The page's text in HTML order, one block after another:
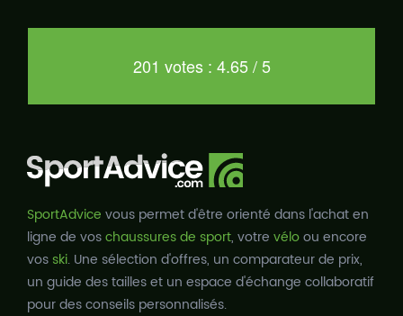
201 votes : 4.65 / 5
SportAdvice vous permet d'être orienté dans l'achat en
ligne de voschaussures de sport, votre véloou encore
vosski. Une sélection d'offres, un comparateur de prix,
un guide des tailles et un espace d'échange collaboratif
pour des conseils personnalisés.